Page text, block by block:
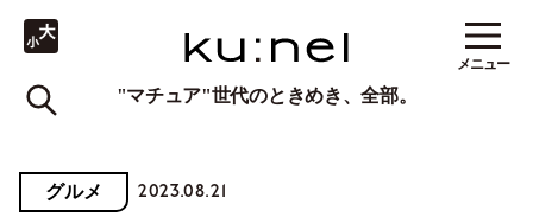
"マチュア"世代のときめき、全部。
メニュー
グルメ 2023.08.21